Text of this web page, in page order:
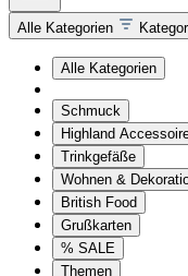
Alle Kategorien
Alle Kategorien
Schmuck
Highland
Trinkgefäße
Wohnen &
British Food
Grußkarten
% SALE
Themen